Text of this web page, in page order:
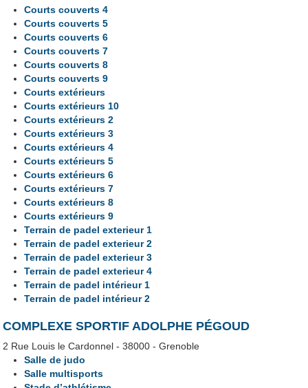
Courts couverts 4
Courts couverts 5
Courts couverts 6
Courts couverts 7
Courts couverts 8
Courts couverts 9
Courts extérieurs
Courts extérieurs 10
Courts extérieurs 2
Courts extérieurs 3
Courts extérieurs 4
Courts extérieurs 5
Courts extérieurs 6
Courts extérieurs 7
Courts extérieurs 8
Courts extérieurs 9
Terrain de padel exterieur 1
Terrain de padel exterieur 2
Terrain de padel exterieur 3
Terrain de padel exterieur 4
Terrain de padel intérieur 1
Terrain de padel intérieur 2
COMPLEXE SPORTIF ADOLPHE PÉGOUD
2 Rue Louis le Cardonnel - 38000 - Grenoble
Salle de judo
Salle multisports